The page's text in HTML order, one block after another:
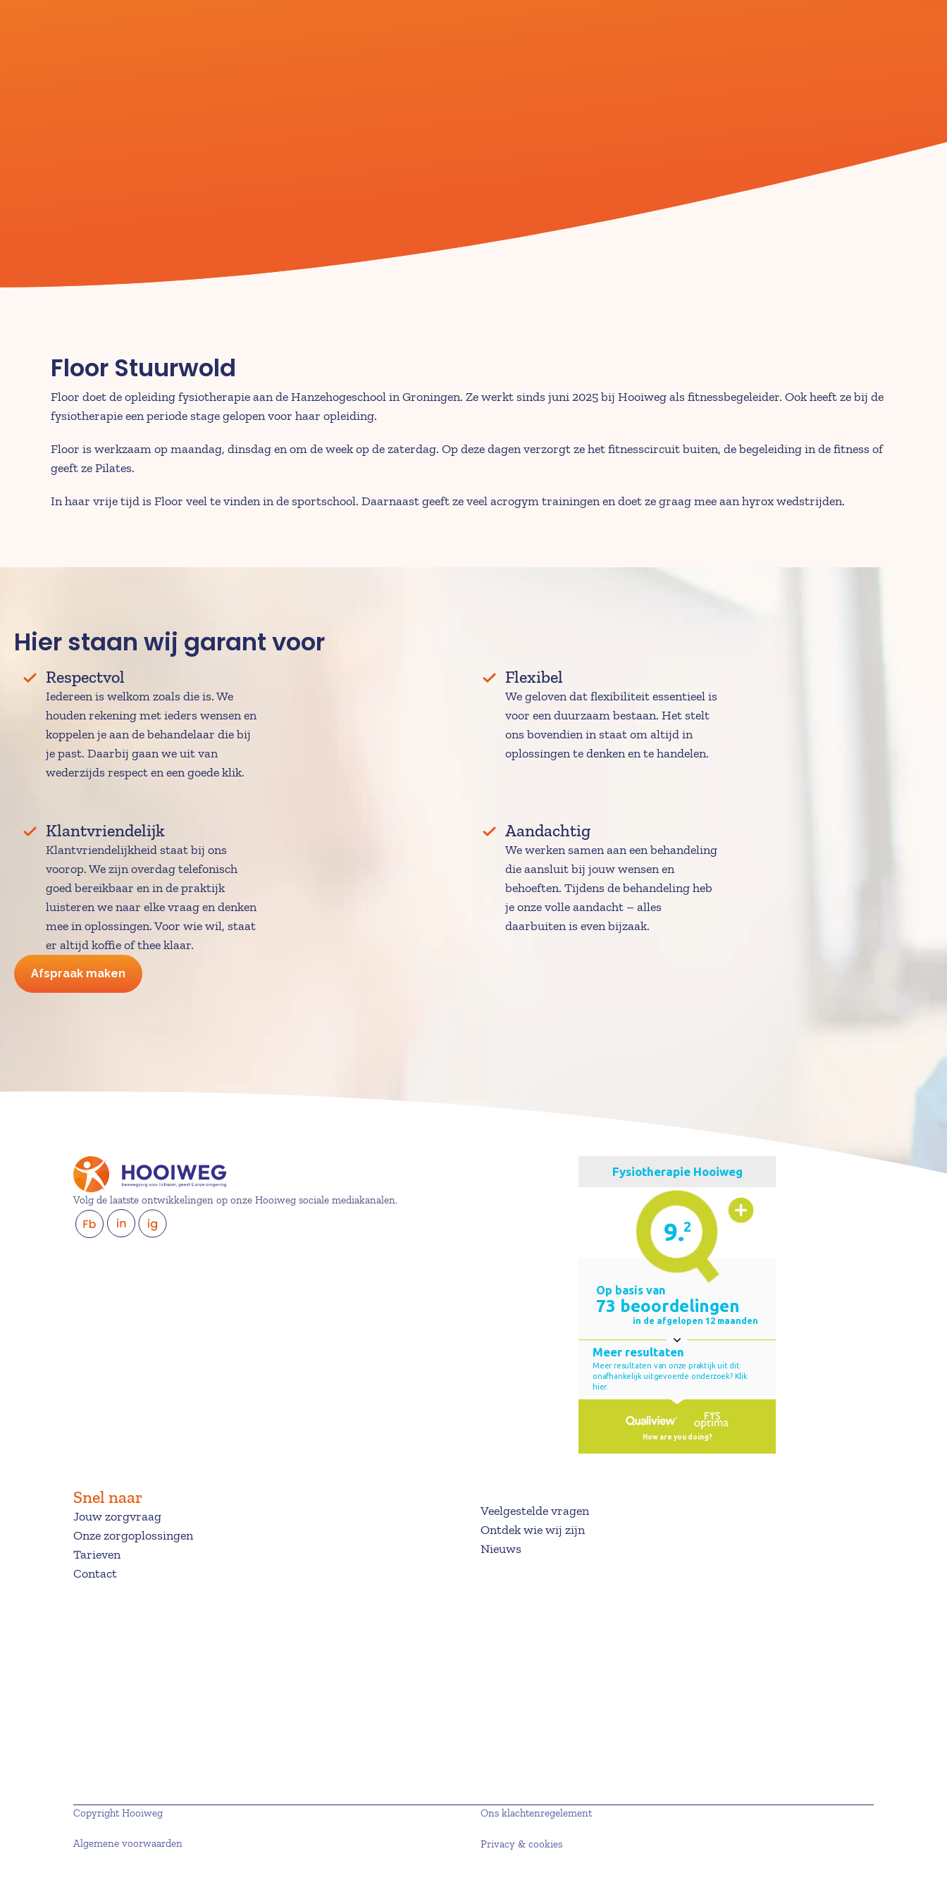
Floor Stuurwold
Floor doet de opleiding fysiotherapie aan de Hanzehogeschool in Groningen. Ze werkt sinds juni 2025 bij Hooiweg als fitnessbegeleider. Ook heeft ze bij de
fysiotherapie een periode stage gelopen voor haar opleiding.
Floor is werkzaam op maandag, dinsdag en om de week op de zaterdag. Op deze dagen verzorgt ze het fitnesscircuit buiten, de begeleiding in de fitness of
geeft ze Pilates.
In haar vrije tijd is Floor veel te vinden in de sportschool. Daarnaast geeft ze veel acrogym trainingen en doet ze graag mee aan hyrox wedstrijden.
Afspraak maken
Hier staan wij garant voor
Respectvol
Iedereen is welkom zoals die is. We
houden rekening met ieders wensen en
koppelen je aan de behandelaar die bij
je past. Daarbij gaan we uit van
wederzijds respect en een goede klik.
Flexibel
We geloven dat flexibiliteit essentieel is
voor een duurzaam bestaan. Het stelt
ons bovendien in staat om altijd in
oplossingen te denken en te handelen.
Klantvriendelijk
Klantvriendelijkheid staat bij ons
voorop. We zijn overdag telefonisch
goed bereikbaar en in de praktijk
luisteren we naar elke vraag en denken
mee in oplossingen. Voor wie wil, staat
er altijd koffie of thee klaar.
Aandachtig
We werken samen aan een behandeling
die aansluit bij jouw wensen en
behoeften. Tijdens de behandeling heb
je onze volle aandacht – alles
daarbuiten is even bijzaak.
Copyright Hooiweg Ons klachtenregelement
Algemene voorwaarden Privacy & cookies
Volg de laatste ontwikkelingen op onze Hooiweg sociale mediakanalen.
Snel naar
Jouw zorgvraag
Onze zorgoplossingen
Tarieven
Contact
Veelgestelde vragen
Ontdek wie wij zijn
Nieuws